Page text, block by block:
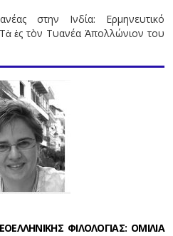
στην Ινδία: Ερμηνευτικό
ἐς τòν Τυανέα Ἀπολλώνιον του
ΦΙΛΟΛΟΓΙΑΣ: ΟΜΙΛΙΑ